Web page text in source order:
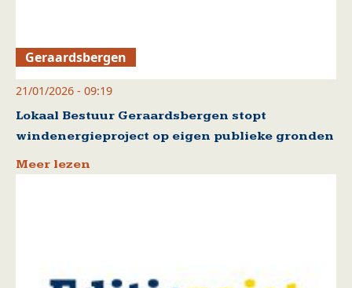
Geraardsbergen
21/01/2026 - 09:19
Lokaal Bestuur Geraardsbergen stopt
windenergieproject op eigen publieke gronden
Meer lezen